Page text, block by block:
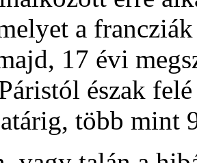
a
17 évi
észak
több mint